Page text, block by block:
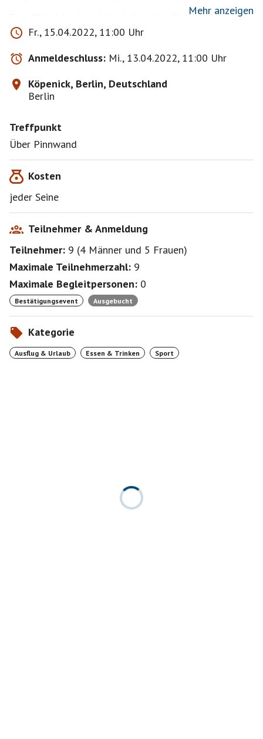
Zum Picknick bringt bitte jeder eine Kleinigkeit mit !
Und zum Abschluß geht`s in den Biergarten !
Insgesamt ca. 37 Km, diesmal etwas ruhiger, nur ca. 13
Km/h im Schnitt. Eine gute sportliche Grundkondition
ist unabdingbar.
Wer total untrainiert ist und sich nicht sicher ist, ob er
nicht anmelden !!!
Streckenbelag ist Asphalt, Feldwege aber auch
wandern!
erlebnisreichen Tag mit Euch.
Viele Grüße Jochen
Mehr anzeigen
Fr., 15.04.2022, 11:00 Uhr
Anmeldeschluss: Mi., 13.04.2022, 11:00 Uhr
Köpenick, Berlin, Deutschland
Berlin
Treffpunkt
Über Pinnwand
Kosten
jeder Seine
Teilnehmer & Anmeldung
Teilnehmer: 9 (4 Männer und 5 Frauen)
Maximale Teilnehmerzahl: 9
Maximale Begleitpersonen: 0
Bestätigungsevent Ausgebucht
Kategorie
Ausflug & Urlaub Essen & Trinken Sport